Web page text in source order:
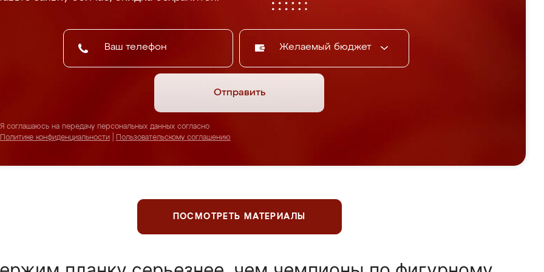
Желаемый бюджет
Отправить
Я соглашаюсь на передачу персональных данных согласно
Политике конфиденциальности
Пользовательскому соглашению
ПОСМОТРЕТЬ МАТЕРИАЛЫ